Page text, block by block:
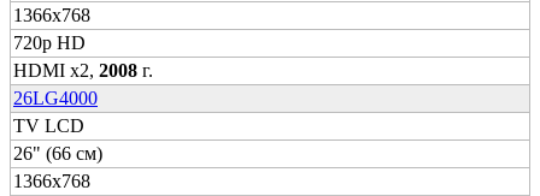
1366x768
720p HD
HDMI x2, 2008 г.
26LG4000
TV LCD
26" (66 см)
1366x768